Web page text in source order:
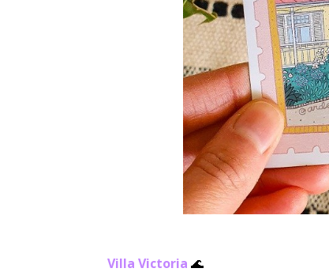
Villa Victoria 🌊